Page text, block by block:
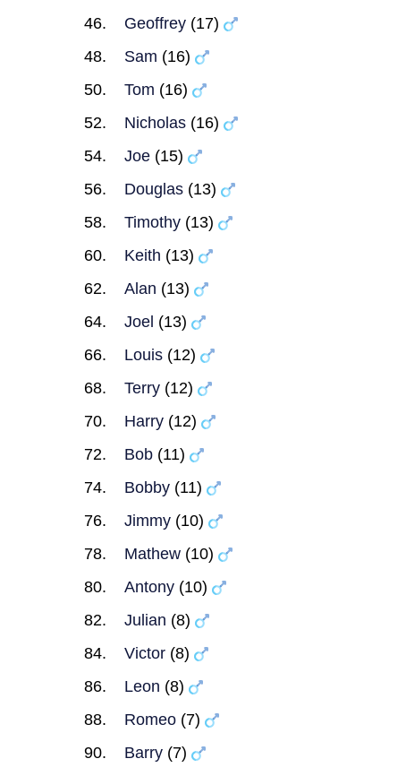
Geoffrey(17)
Sam (16)
Tom (16)
Nicholas(16)
Joe(15)
Douglas(13)
Timothy(13)
Keith (13)
Alan (13)
Joel (13)
Louis(12)
Terry(12)
Harry(12)
Bob(11)
Bobby(11)
Jimmy(10)
Mathew(10)
Antony(10)
Julian (8)
Victor(8)
Leon (8)
Romeo(7)
Barry(7)